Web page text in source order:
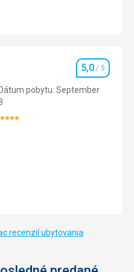
5,0/ 5
5,0/ 5
Hodnotenie
5,0 / 5
Dátum pobytu: September
Hodnotenie:
recenzií ubytovania